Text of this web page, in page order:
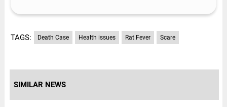
TAGS: Death Case Health issues Rat Fever Scare
SIMILAR NEWS